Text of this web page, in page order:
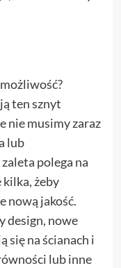
ten sznyt
nie musimy zaraz
lub
polega na
żeby
nową jakość.
design, nowe
się na ścianach i
lub inne